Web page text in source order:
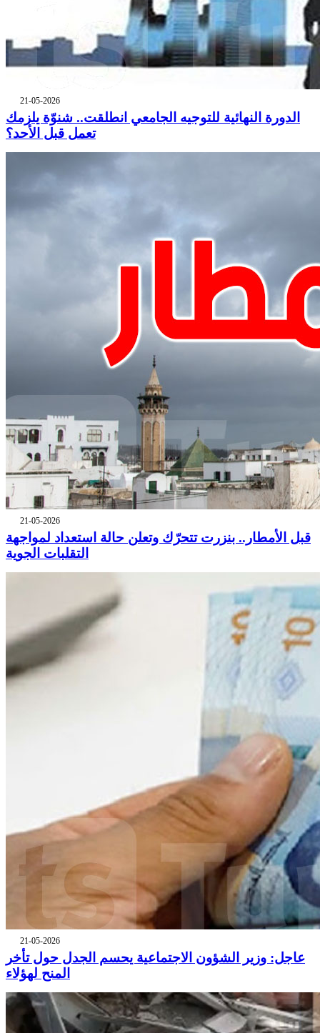
21-05-2026
الدورة النهائية للتوجيه الجامعي انطلقت.. شنوّة يلزمك
تعمل قبل الأحد؟
21-05-2026
قبل الأمطار.. بنزرت تتحرّك وتعلن حالة استعداد لمواجهة
التقلبات الجوية
21-05-2026
عاجل: وزير الشؤون الاجتماعية يحسم الجدل حول تأخر
المنح لهؤلاء